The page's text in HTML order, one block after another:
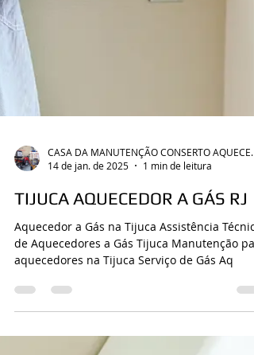
14 de jan. de 2025